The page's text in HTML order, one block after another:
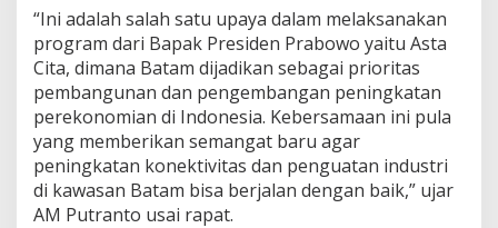
a
n
K
a
p
a
“Ini adalah salah satu upaya dalam melaksanakan
program dari Bapak Presiden Prabowo yaitu Asta
Cita, dimana Batam dijadikan sebagai prioritas
pembangunan dan pengembangan peningkatan
perekonomian di Indonesia. Kebersamaan ini pula
yang memberikan semangat baru agar
peningkatan konektivitas dan penguatan industri
di kawasan Batam bisa berjalan dengan baik,” ujar
AM Putranto usai rapat.